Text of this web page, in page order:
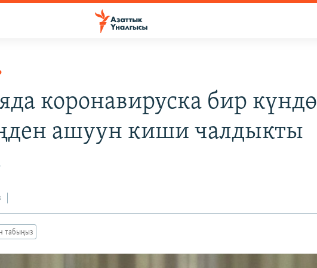
коронавируска бир күндө
ашуун киши чалдыкты
табыңыз